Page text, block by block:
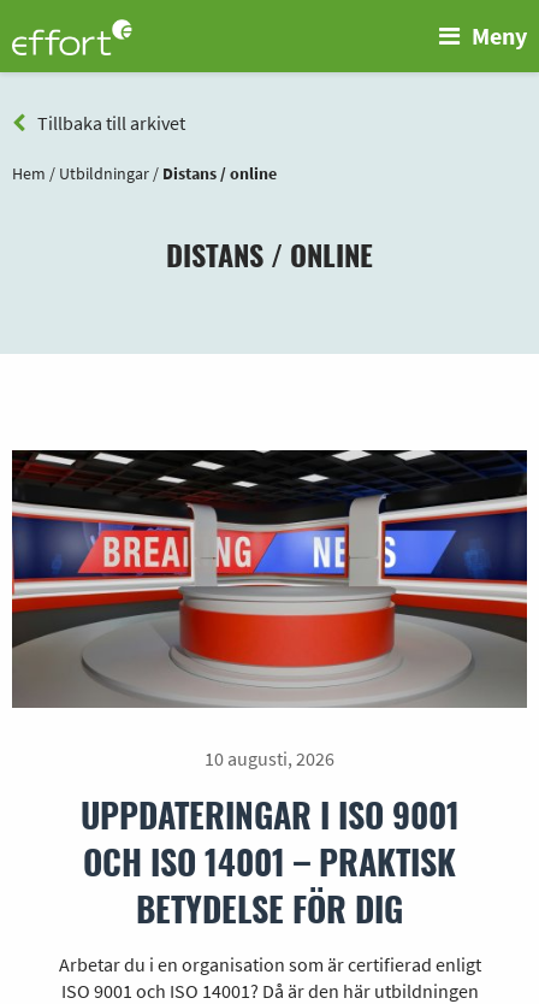
Meny
Tillbaka till arkivet
Hem / Utbildningar / Distans / online
DISTANS / ONLINE
10 augusti, 2026
UPPDATERINGAR I ISO 9001
OCH ISO 14001 – PRAKTISK
BETYDELSE FÖR DIG
Arbetar du i en organisation som är certifierad enligt
ISO 9001 och ISO 14001? Då är den här utbildningen